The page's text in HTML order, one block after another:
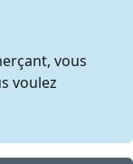
vous
voulez